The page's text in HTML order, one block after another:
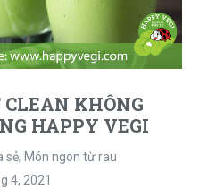
KHÔNG
HAPPY VEGI
sẻ, Món ngon từ rau
4, 2021